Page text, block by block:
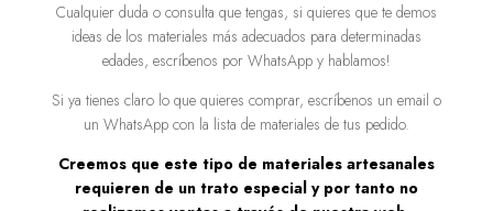
Cualquier duda o consulta que tengas, si quieres que te demos
ideas de los materiales más adecuados para determinadas
edades, escríbenos por WhatsApp y hablamos!
Si ya tienes claro lo que quieres comprar, escríbenos un email o
un WhatsApp con la lista de materiales de tus pedido.
Creemos que este tipo de materiales artesanales
requieren de un trato especial y por tanto no